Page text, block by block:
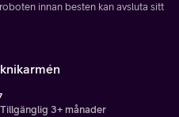
innan besten kan avsluta sitt
Tillgänglig 3+ månader